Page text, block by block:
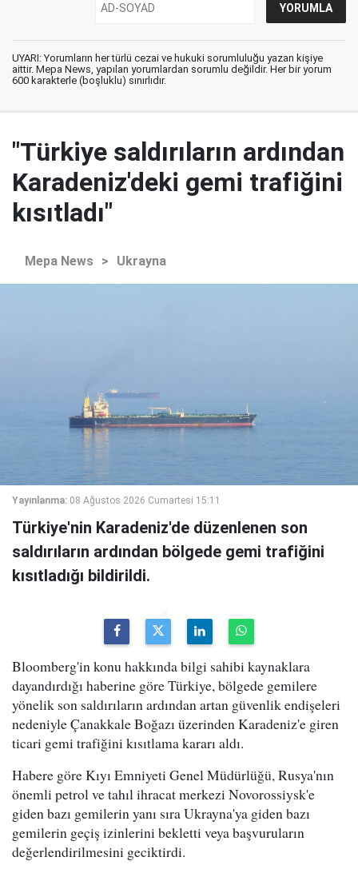
UYARI: Yorumların her türlü cezai ve hukuki sorumluluğu yazan kişiye
aittir. Mepa News, yapılan yorumlardan sorumlu değildir. Her bir yorum
600 karakterle (boşluklu) sınırlıdır.
"Türkiye saldırıların ardından
Karadeniz'deki gemi trafiğini
kısıtladı"
Mepa News > Ukrayna
Yayınlanma: 08 Ağustos 2026 Cumartesi 15:11
Türkiye'nin Karadeniz'de düzenlenen son
saldırıların ardından bölgede gemi trafiğini
kısıtladığı bildirildi.
Bloomberg'in konu hakkında bilgi sahibi kaynaklara
dayandırdığı haberine göre Türkiye, bölgede gemilere
yönelik son saldırıların ardından artan güvenlik endişeleri
nedeniyle Çanakkale Boğazı üzerinden Karadeniz'e giren
ticari gemi trafiğini kısıtlama kararı aldı.
Habere göre Kıyı Emniyeti Genel Müdürlüğü, Rusya'nın
önemli petrol ve tahıl ihracat merkezi Novorossiysk'e
giden bazı gemilerin yanı sıra Ukrayna'ya giden bazı
gemilerin geçiş izinlerini bekletti veya başvuruların
değerlendirilmesini geciktirdi.